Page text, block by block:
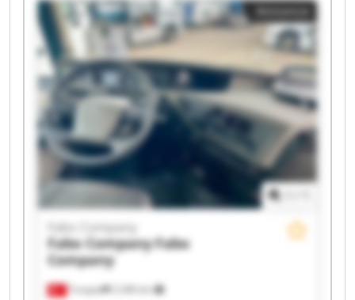
Turquie 2 246 km
Fabo Company
Fabo CompanyFabo
Company